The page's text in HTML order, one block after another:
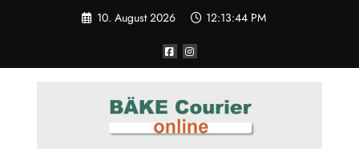
10. August 2026 12:13:44 PM